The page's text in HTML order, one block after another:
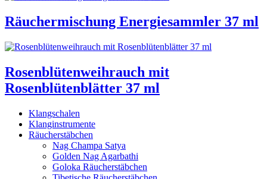
Räuchermischung Energiesammler 37 ml
Rosenblütenweihrauch mit
Rosenblütenblätter 37 ml
Klangschalen
Klanginstrumente
Räucherstäbchen
Nag Champa Satya
Golden Nag Agarbathi
Goloka Räucherstäbchen